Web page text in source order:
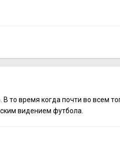
В то время когда почти во всем
видением футбола.